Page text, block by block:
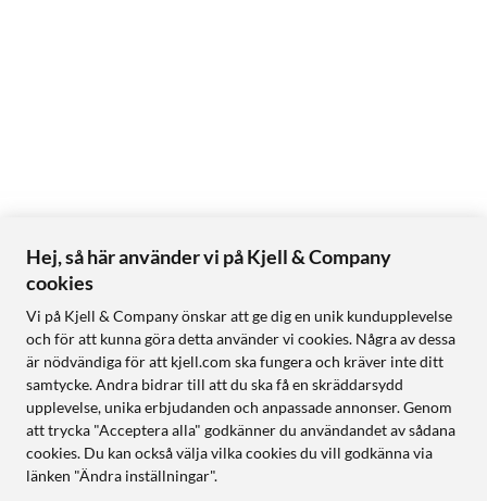
Hej, så här använder vi på Kjell & Company
cookies
Vi på Kjell & Company önskar att ge dig en unik kundupplevelse
och för att kunna göra detta använder vi cookies. Några av dessa
är nödvändiga för att kjell.com ska fungera och kräver inte ditt
samtycke. Andra bidrar till att du ska få en skräddarsydd
upplevelse, unika erbjudanden och anpassade annonser. Genom
att trycka "Acceptera alla" godkänner du användandet av sådana
cookies. Du kan också välja vilka cookies du vill godkänna via
länken "Ändra inställningar".